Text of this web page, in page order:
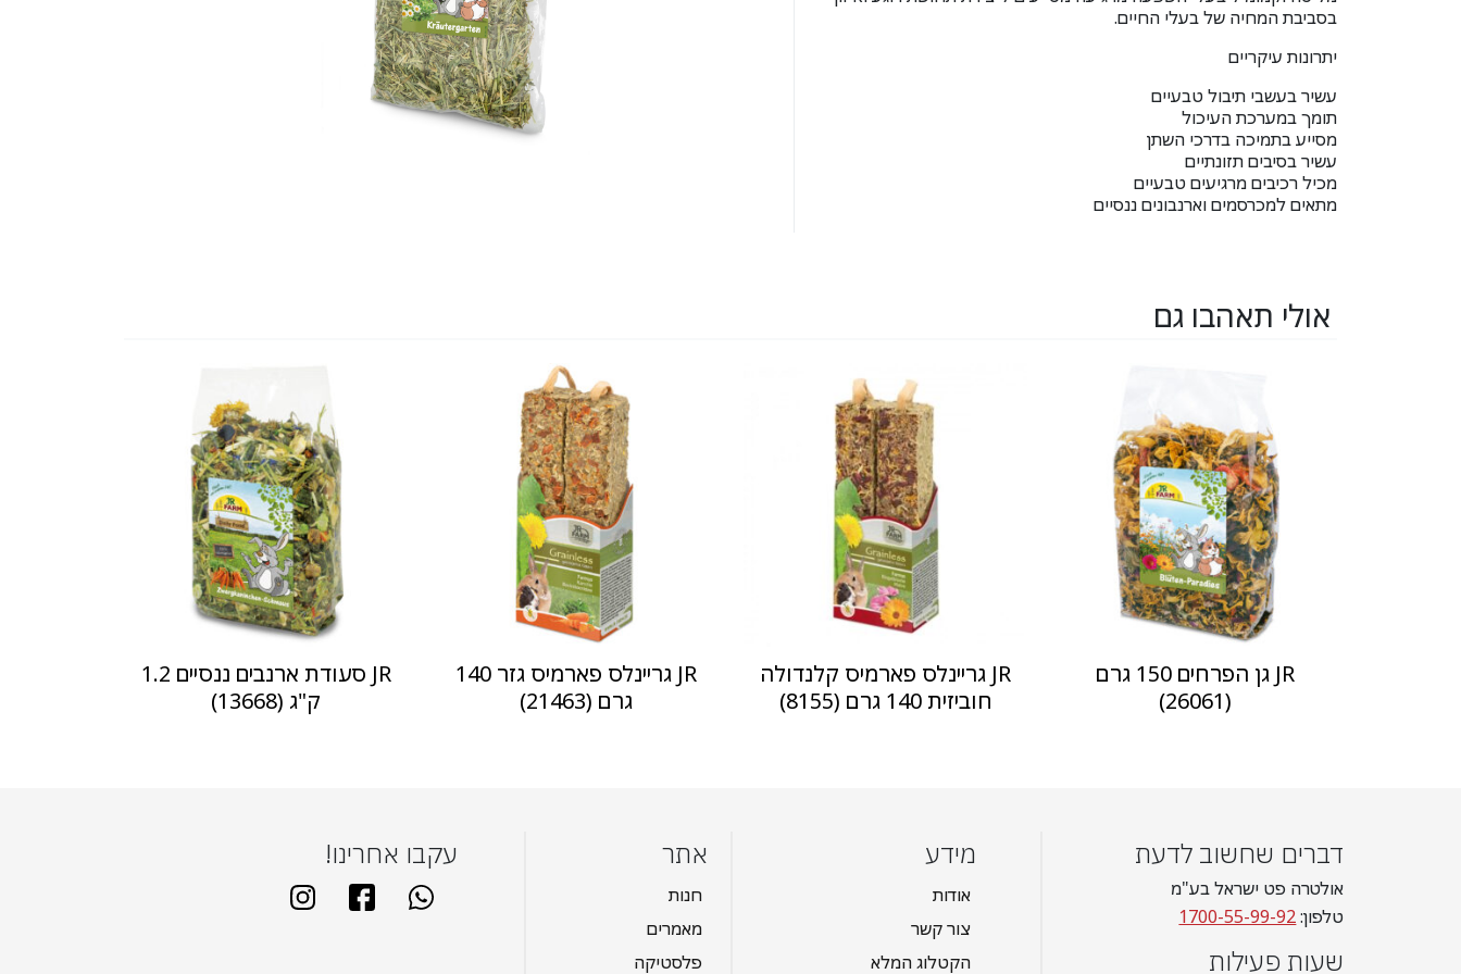
בסביבת המחיה של בעלי החיים.
יתרונות עיקריים
עשיר בעשבי תיבול טבעיים
תומך במערכת העיכול
מסייע בתמיכה בדרכי השתן
עשיר בסיבים תזונתיים
מכיל רכיבים מרגיעים טבעיים
מתאים למכרסמים וארנבונים ננסיים
אולי תאהבו גם
JR גן הפרחים 150 גרם
(26061)
JR גריינלס פארמיס קלנדולה
חוביזית 140 גרם (8155)
JR גריינלס פארמיס גזר 140
גרם (21463)
JR סעודת ארנבים ננסיים 1.2
ק"ג (13668)
דברים שחשוב לדעת
אולטרה פט ישראל בע"מ
טלפון:1700-55-99-92
שעות פעילות
מידע
אודות
צור קשר
הקטלוג המלא
אתר
חנות
מאמרים
פלסטיקה
עקבו אחרינו!